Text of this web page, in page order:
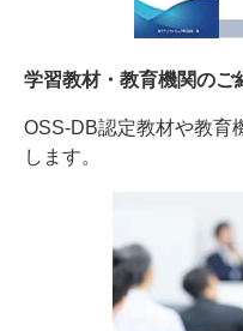
学習教材・教育機関のご
OSS-DB認定教材や教育
します。